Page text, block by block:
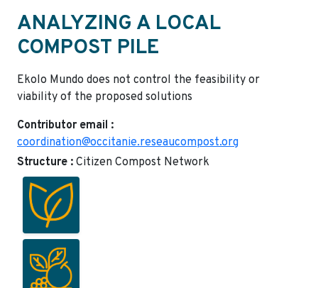
ANALYZING A LOCAL
COMPOST PILE
Ekolo Mundo does not control the feasibility or
viability of the proposed solutions
Contributor email :
coordination@occitanie.reseaucompost.org
Structure : Citizen Compost Network